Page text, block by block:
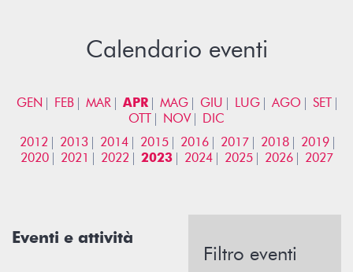
Calendario eventi
GEN FEB MAR APR MAG GIU LUG AGO
SET
OTT
NOV
DIC
2012
2013 2014 2015 2016 2017 2018
2019
2020
2021 2022 2023 2024 2025 2026 2027
Eventi e attività
Filtro eventi